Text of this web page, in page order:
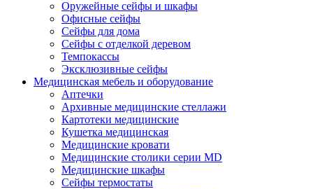
Оружейные сейфы и шкафы
Офисные сейфы
Сейфы для дома
Сейфы с отделкой деревом
Темпокассы
Эксклюзивные сейфы
Медицинская мебель и оборудование
Аптечки
Архивные медицинские стеллажи
Картотеки медицинские
Кушетка медицинская
Медицинские кровати
Медицинские столики серии MD
Медицинские шкафы
Сейфы термостаты